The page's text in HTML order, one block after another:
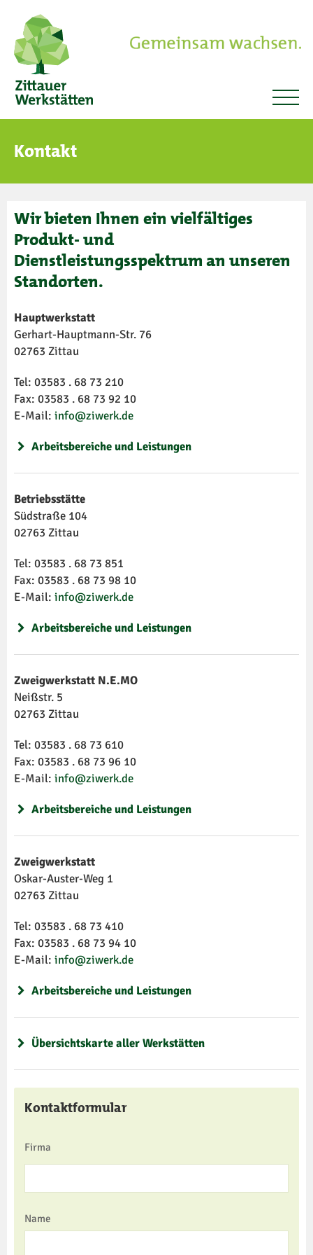
Kontakt
Wir bieten Ihnen ein vielfältiges
Produkt- und
Dienstleistungsspektrum an unseren
Standorten.
Hauptwerkstatt
Gerhart-Hauptmann-Str. 76
02763 Zittau
Tel: 03583 . 68 73 210
Fax: 03583 . 68 73 92 10
E-Mail: info@ziwerk.de
Arbeitsbereiche und Leistungen
Betriebsstätte
Südstraße 104
02763 Zittau
Tel: 03583 . 68 73 851
Fax: 03583 . 68 73 98 10
E-Mail: info@ziwerk.de
Arbeitsbereiche und Leistungen
Zweigwerkstatt N.E.MO
Neißstr. 5
02763 Zittau
Tel: 03583 . 68 73 610
Fax: 03583 . 68 73 96 10
E-Mail: info@ziwerk.de
Arbeitsbereiche und Leistungen
Zweigwerkstatt
Oskar-Auster-Weg 1
02763 Zittau
Tel: 03583 . 68 73 410
Fax: 03583 . 68 73 94 10
E-Mail: info@ziwerk.de
Arbeitsbereiche und Leistungen
Übersichtskarte aller Werkstätten
Kontaktformular
Firma
Name